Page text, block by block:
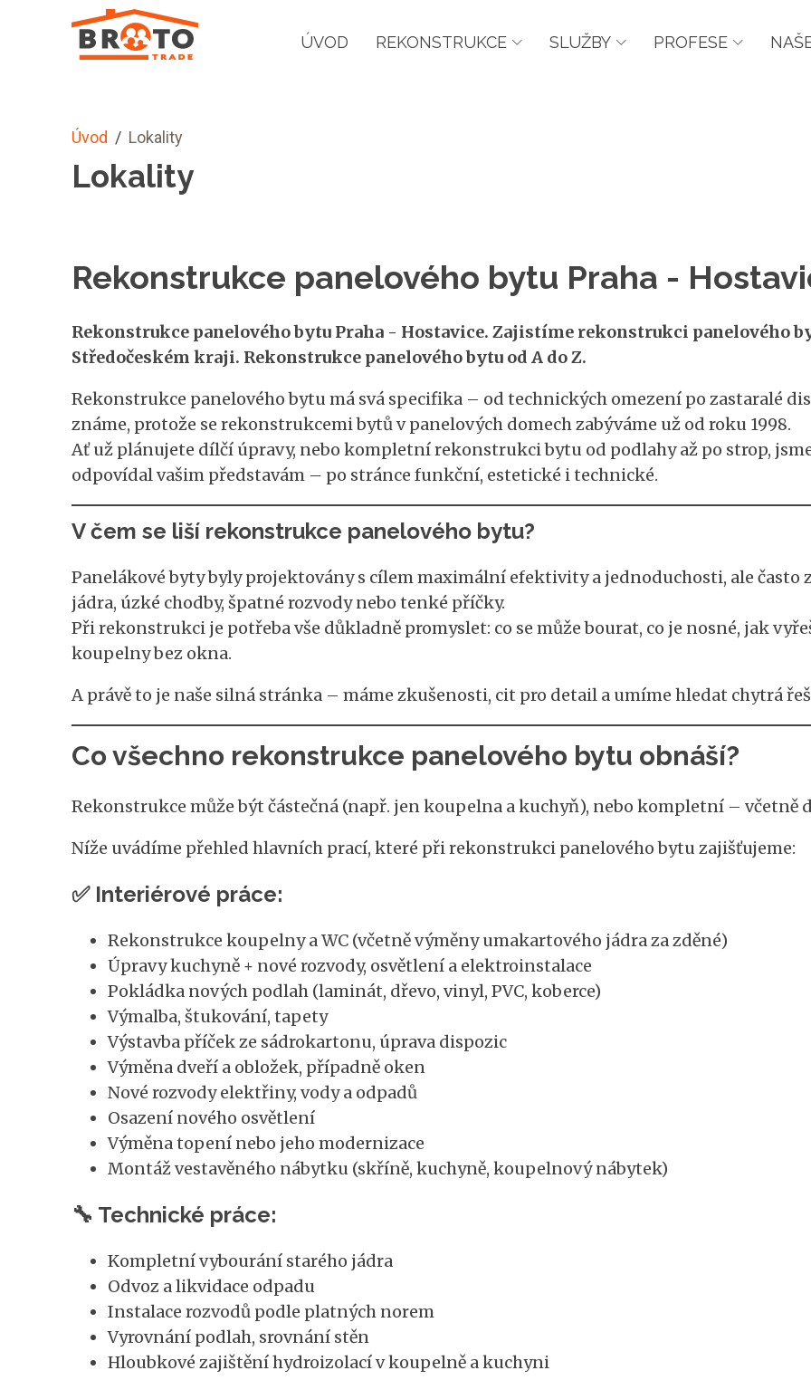
ÚVOD REKONSTRUKCE SLUŽBY PROFESE
Úvod / Lokality
Lokality
Rekonstrukce panelového bytu Praha -
Rekonstrukce panelového bytu Praha - Hostavice. Zajistíme rekonstrukci panelového
Středočeském kraji. Rekonstrukce panelového bytu od A do Z.
Rekonstrukce panelového bytu má svá specifika – od technických omezení po zastaralé
známe, protože se rekonstrukcemi bytů v panelových domech zabýváme už od roku 1998.
Ať už plánujete dílčí úpravy, nebo kompletní rekonstrukci bytu od podlahy až po strop,
odpovídal vašim představám – po stránce funkční, estetické i technické.
V čem se liší rekonstrukce panelového bytu?
Panelákové byty byly projektovány s cílem maximální efektivity a jednoduchosti, ale často
jádra, úzké chodby, špatné rozvody nebo tenké příčky.
Při rekonstrukci je potřeba vše důkladně promyslet: co se může bourat, co je nosné, jak
koupelny bez okna.
A právě to je naše silná stránka – máme zkušenosti, cit pro detail a umíme hledat chytrá
Co všechno rekonstrukce panelového bytu obnáší?
Rekonstrukce může být částečná (např. jen koupelna a kuchyň), nebo kompletní – včetně
Níže uvádíme přehled hlavních prací, které při rekonstrukci panelového bytu zajišťujeme:
✅ Interiérové práce:
Rekonstrukce koupelny a WC (včetně výměny umakartového jádra za zděné)
Úpravy kuchyně + nové rozvody, osvětlení a elektroinstalace
Pokládka nových podlah (laminát, dřevo, vinyl, PVC, koberce)
Výmalba, štukování, tapety
Výstavba příček ze sádrokartonu, úprava dispozic
Výměna dveří a obložek, případně oken
Nové rozvody elektřiny, vody a odpadů
Osazení nového osvětlení
Výměna topení nebo jeho modernizace
Montáž vestavěného nábytku (skříně, kuchyně, koupelnový nábytek)
🔧 Technické práce:
Kompletní vybourání starého jádra
Odvoz a likvidace odpadu
Instalace rozvodů podle platných norem
Vyrovnání podlah, srovnání stěn
Hloubkové zajištění hydroizolací v koupelně a kuchyni